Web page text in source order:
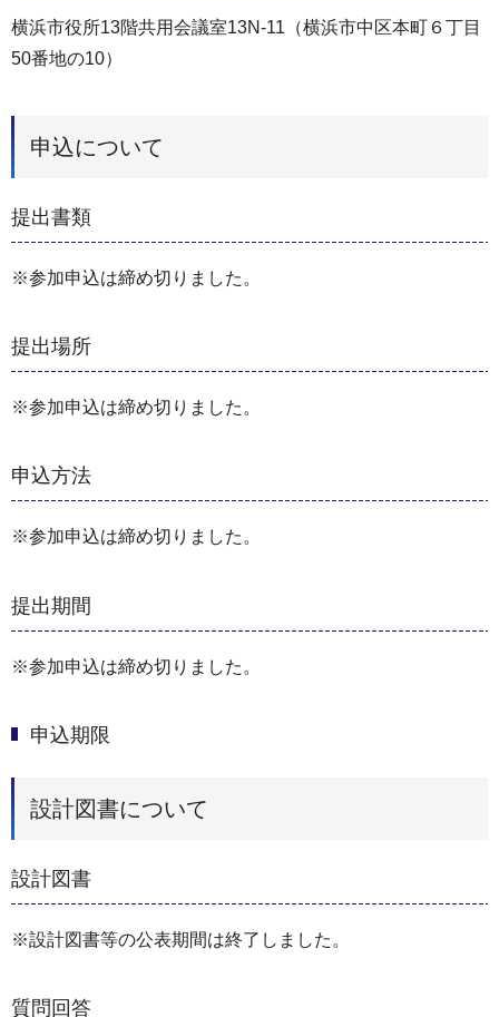
横浜市役所13階共用会議室13N-11（横浜市中区本町６丁目
50番地の10）
申込について
提出書類
※参加申込は締め切りました。
提出場所
※参加申込は締め切りました。
申込方法
※参加申込は締め切りました。
提出期間
※参加申込は締め切りました。
申込期限
設計図書について
設計図書
※設計図書等の公表期間は終了しました。
質問回答